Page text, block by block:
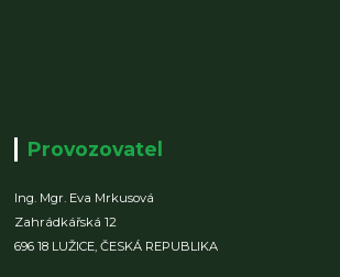
Provozovatel
Ing. Mgr. Eva Mrkusová
Zahrádkářská 12
696 18 LUŽICE,ČESKÁ REPUBLIKA